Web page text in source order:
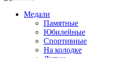
Медали
Памятные
Юбилейные
Спортивные
На колодке